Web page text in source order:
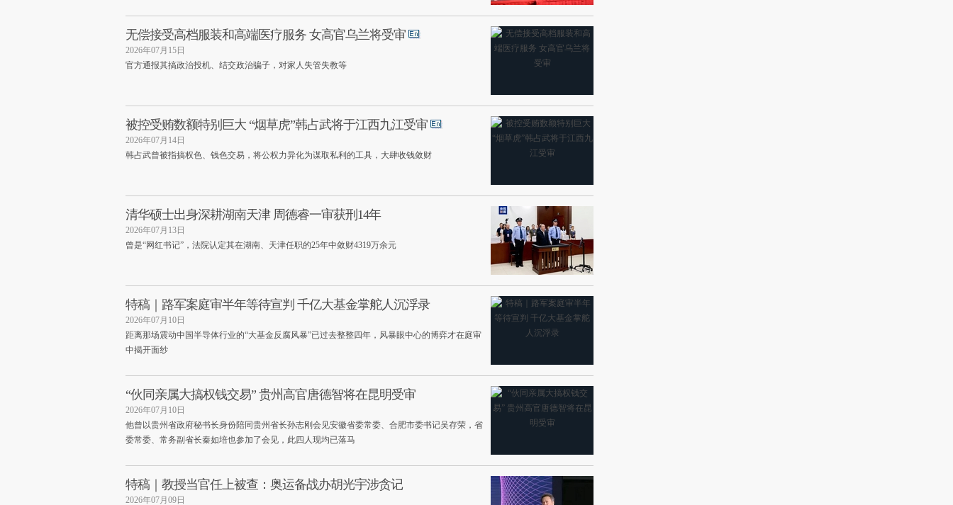
无偿接受高档服装和高端医疗服务 女高官乌兰将受审
2026年07月15日
官方通报其搞政治投机、结交政治骗子，对家人失管失教等
被控受贿数额特别巨大 “烟草虎”韩占武将于江西九江受审
2026年07月14日
韩占武曾被指搞权色、钱色交易，将公权力异化为谋取私利的工具，大肆收钱敛财
清华硕士出身深耕湖南天津 周德睿一审获刑14年
2026年07月13日
曾是“网红书记”，法院认定其在湖南、天津任职的25年中敛财4319万余元
特稿｜路军案庭审半年等待宣判 千亿大基金掌舵人沉浮录
2026年07月10日
距离那场震动中国半导体行业的“大基金反腐风暴”已过去整整四年，风暴眼中心的博弈才在庭审
中揭开面纱
“伙同亲属大搞权钱交易” 贵州高官唐德智将在昆明受审
2026年07月10日
他曾以贵州省政府秘书长身份陪同贵州省长孙志刚会见安徽省委常委、合肥市委书记吴存荣，省
委常委、常务副省长秦如培也参加了会见，此四人现均已落马
特稿｜教授当官任上被查：奥运备战办胡光宇涉贪记
2026年07月09日